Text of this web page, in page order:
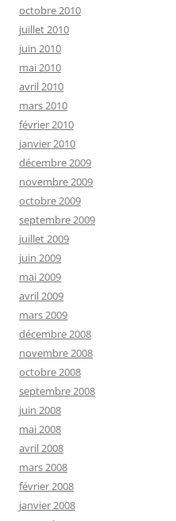
octobre 2010
juillet 2010
juin 2010
mai 2010
avril 2010
mars 2010
février 2010
janvier 2010
décembre 2009
novembre 2009
octobre 2009
septembre 2009
juillet 2009
juin 2009
mai 2009
avril 2009
mars 2009
décembre 2008
novembre 2008
octobre 2008
septembre 2008
juin 2008
mai 2008
avril 2008
mars 2008
février 2008
janvier 2008